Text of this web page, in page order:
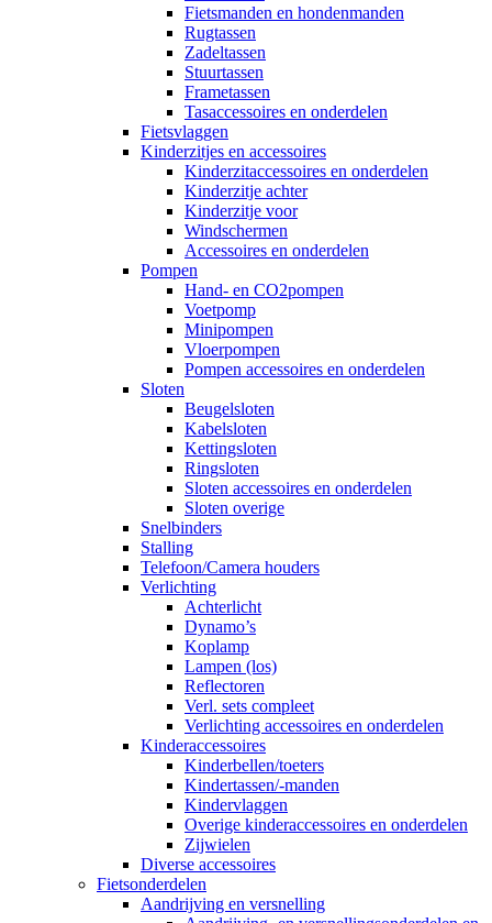
Fietsmanden en hondenmanden
Rugtassen
Zadeltassen
Stuurtassen
Frametassen
Tasaccessoires en onderdelen
Fietsvlaggen
Kinderzitjes en accessoires
Kinderzitaccessoires en onderdelen
Kinderzitje achter
Kinderzitje voor
Windschermen
Accessoires en onderdelen
Pompen
Hand- en CO2pompen
Voetpomp
Minipompen
Vloerpompen
Pompen accessoires en onderdelen
Sloten
Beugelsloten
Kabelsloten
Kettingsloten
Ringsloten
Sloten accessoires en onderdelen
Sloten overige
Snelbinders
Stalling
Telefoon/Camera houders
Verlichting
Achterlicht
Dynamo’s
Koplamp
Lampen (los)
Reflectoren
Verl. sets compleet
Verlichting accessoires en onderdelen
Kinderaccessoires
Kinderbellen/toeters
Kindertassen/-manden
Kindervlaggen
Overige kinderaccessoires en onderdelen
Zijwielen
Diverse accessoires
Fietsonderdelen
Aandrijving en versnelling